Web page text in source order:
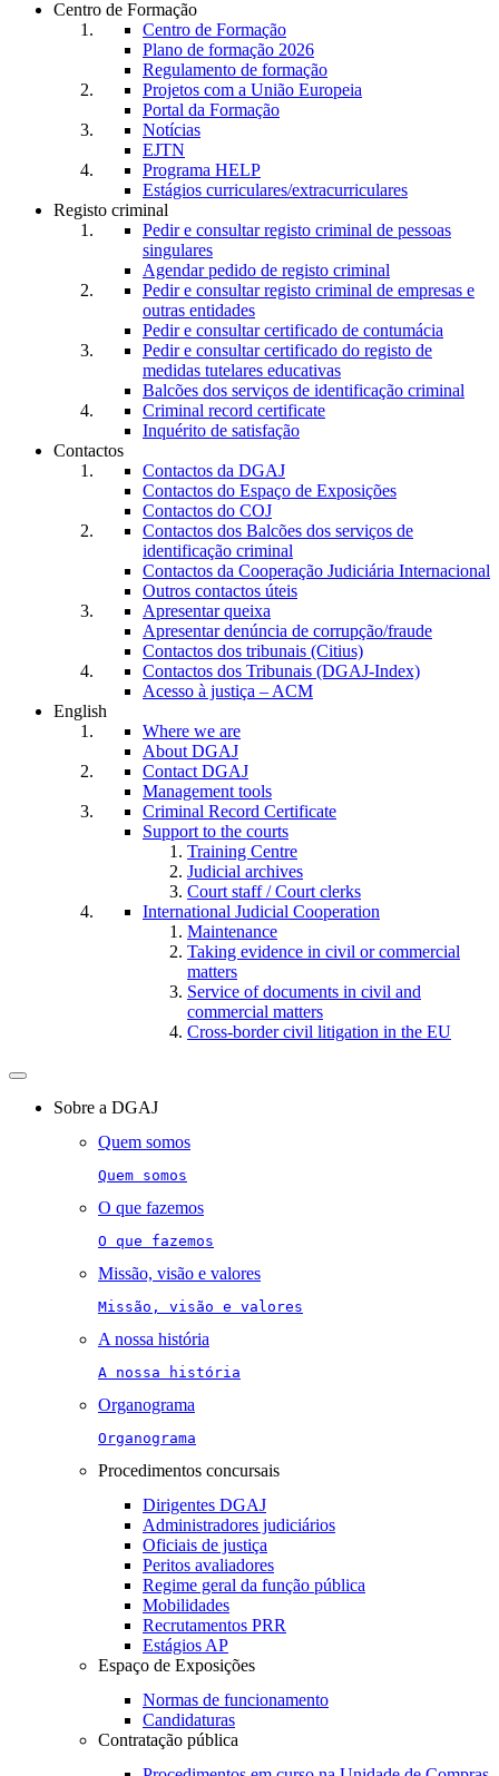
Centro de Formação
Centro de Formação
Plano de formação 2026
Regulamento de formação
Projetos com a União Europeia
Portal da Formação
Notícias
EJTN
Programa HELP
Estágios curriculares/extracurriculares
Registo criminal
Pedir e consultar registo criminal de pessoas
singulares
Agendar pedido de registo criminal
Pedir e consultar registo criminal de empresas e
outras entidades
Pedir e consultar certificado de contumácia
Pedir e consultar certificado do registo de
medidas tutelares educativas
Balcões dos serviços de identificação criminal
Criminal record certificate
Inquérito de satisfação
Contactos
Contactos da DGAJ
Contactos do Espaço de Exposições
Contactos do COJ
Contactos dos Balcões dos serviços de
identificação criminal
Contactos da Cooperação Judiciária Internacional
Outros contactos úteis
Apresentar queixa
Apresentar denúncia de corrupção/fraude
Contactos dos tribunais (Citius)
Contactos dos Tribunais (DGAJ-Index)
Acesso à justiça – ACM
English
Where we are
About DGAJ
Contact DGAJ
Management tools
Criminal Record Certificate
Support to the courts
Training Centre
Judicial archives
Court staff / Court clerks
International Judicial Cooperation
Maintenance
Taking evidence in civil or commercial
matters
Service of documents in civil and
commercial matters​​
Cross-border civil litigation in the EU
Toggle
navigationSobre a DGAJ
Quem somos
Quem somos
O que fazemos
O que fazemos
Missão, visão e valores
Missão, visão e valores
A nossa história
A nossa história
Organograma
Organograma
Procedimentos concursais
Dirigentes DGAJ
Administradores judiciários
Oficiais de justiça
Peritos avaliadores
Regime geral da função pública
Mobilidades
Recrutamentos PRR
Estágios AP
Espaço de Exposições
Normas de funcionamento
Candidaturas
Contratação pública